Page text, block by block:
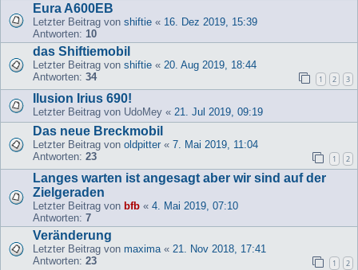
Eura A600EB
Letzter Beitrag von shiftie « 16. Dez 2019, 15:39
Antworten: 10
das Shiftiemobil
Letzter Beitrag von shiftie « 20. Aug 2019, 18:44
Antworten: 34 1 2 3
Ilusion Irius 690!
Letzter Beitrag von UdoMey « 21. Jul 2019, 09:19
Das neue Breckmobil
Letzter Beitrag von oldpitter « 7. Mai 2019, 11:04
Antworten: 23 1 2
Langes warten ist angesagt aber wir sind auf der
Zielgeraden
Letzter Beitrag von bfb « 4. Mai 2019, 07:10
Antworten: 7
Veränderung
Letzter Beitrag von maxima « 21. Nov 2018, 17:41
Antworten: 23 1 2